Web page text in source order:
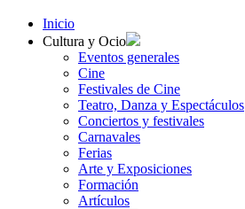
Inicio
Cultura y Ocio
Eventos generales
Cine
Festivales de Cine
Teatro, Danza y Espectáculos
Conciertos y festivales
Carnavales
Ferias
Arte y Exposiciones
Formación
Artículos